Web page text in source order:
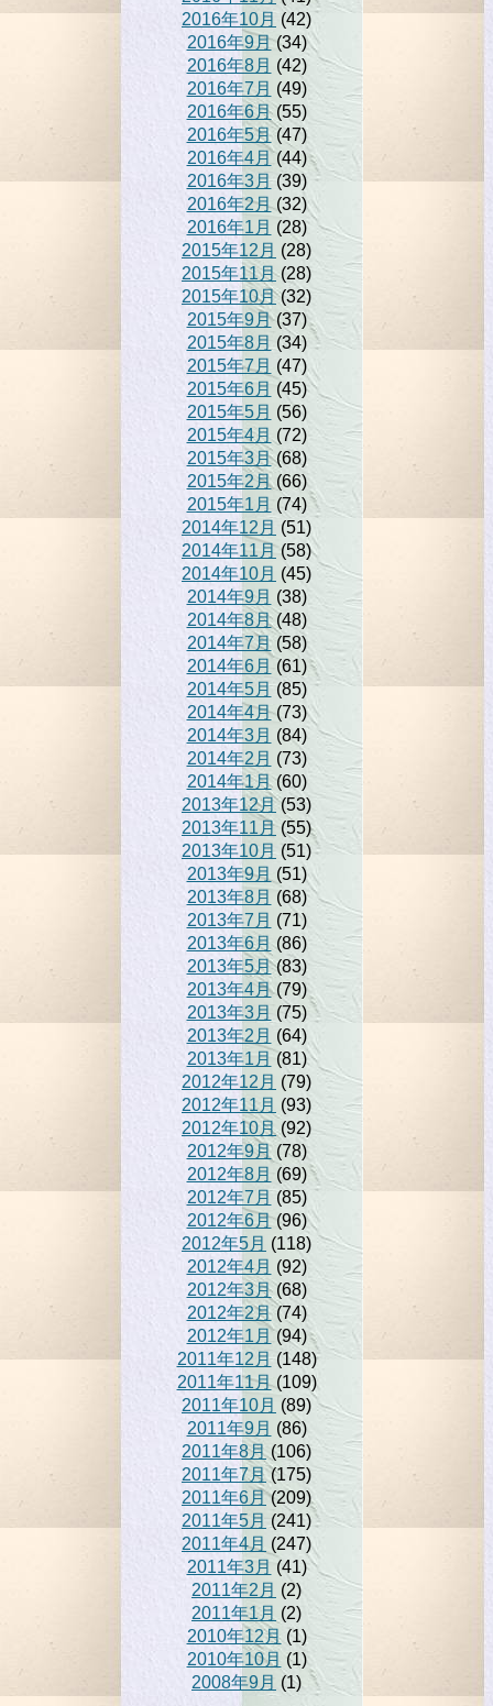
2016年10月 (42)
2016年9月(34)
2016年8月 (42)
2016年7月 (49)
2016年6月(55)
2016年5月(47)
2016年4月(44)
2016年3月(39)
2016年2月(32)
2016年1月 (28)
2015年12月 (28)
2015年11月(28)
2015年10月(32)
2015年9月(37)
2015年8月 (34)
2015年7月 (47)
2015年6月 (45)
2015年5月 (56)
2015年4月 (72)
2015年3月(68)
2015年2月(66)
2015年1月 (74)
2014年12月 (51)
2014年11月 (58)
2014年10月 (45)
2014年9月 (38)
2014年8月(48)
2014年7月(58)
2014年6月 (61)
2014年5月(85)
2014年4月(73)
2014年3月 (84)
2014年2月 (73)
2014年1月(60)
2013年12月(53)
2013年11月 (55)
2013年10月 (51)
2013年9月 (51)
2013年8月 (68)
2013年7月 (71)
2013年6月 (86)
2013年5月(83)
2013年4月(79)
2013年3月 (75)
2013年2月 (64)
2013年1月 (81)
2012年12月 (79)
2012年11月 (93)
2012年10月(92)
2012年9月(78)
2012年8月 (69)
2012年7月(85)
2012年6月(96)
2012年5月 (118)
2012年4月 (92)
2012年3月(68)
2012年2月(74)
2012年1月(94)
2011年12月(148)
2011年11月(109)
2011年10月 (89)
2011年9月 (86)
2011年8月(106)
2011年7月(175)
2011年6月(209)
2011年5月 (241)
2011年4月 (247)
2011年3月 (41)
2011年2月 (2)
2011年1月 (2)
2010年12月 (1)
2010年10月 (1)
2008年9月 (1)